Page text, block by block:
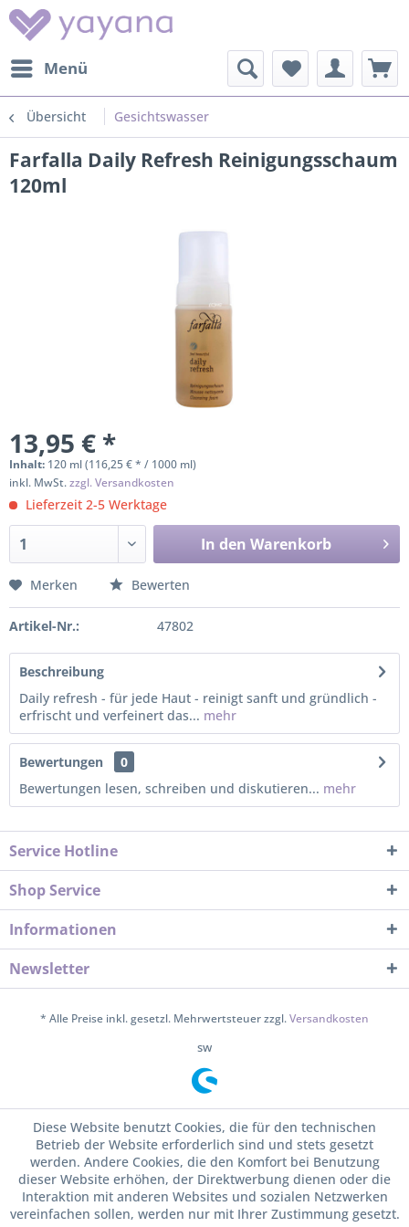
Menü
Übersicht Gesichtswasser
Farfalla Daily Refresh Reinigungsschaum
120ml
13,95 € *
Inhalt: 120 ml (116,25 € * / 1000 ml)
inkl. MwSt.zzgl. Versandkosten
Lieferzeit 2-5 Werktage
In den Warenkorb
Merken Bewerten
Artikel-Nr.: 47802
Beschreibung
Daily refresh - für jede Haut - reinigt sanft und gründlich -
erfrischt und verfeinert das... mehr
Bewertungen
0
Bewertungen lesen, schreiben und diskutieren... mehr
Service Hotline
Shop Service
Informationen
Newsletter
* Alle Preise inkl. gesetzl. Mehrwertsteuer zzgl.Versandkosten
sw
Diese Website benutzt Cookies, die für den technischen
Betrieb der Website erforderlich sind und stets gesetzt
werden. Andere Cookies, die den Komfort bei Benutzung
dieser Website erhöhen, der Direktwerbung dienen oder die
Interaktion mit anderen Websites und sozialen Netzwerken
vereinfachen sollen, werden nur mit Ihrer Zustimmung gesetzt.